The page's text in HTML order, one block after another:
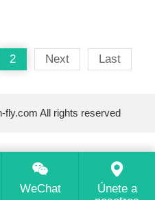
2 Next Last
fly.com All rights reserved
WeChat
Únete a